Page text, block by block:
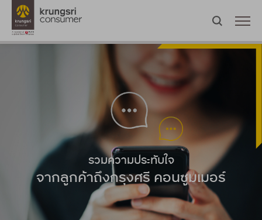
รวมความประทับใจ
จากลูกค้าถึงกรุงศรี คอนซูมเมอร์